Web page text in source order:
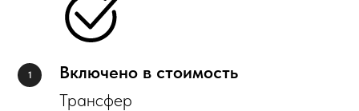
Включено в стоимость
Трансфер